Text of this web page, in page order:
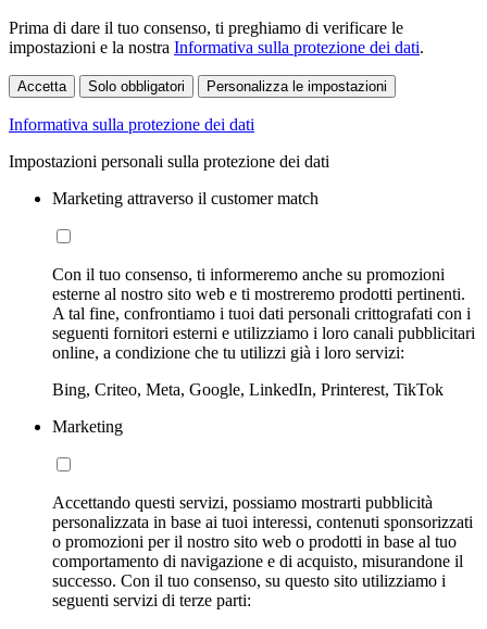
Prima di dare il tuo consenso, ti preghiamo di verificare le
impostazioni e la nostra Informativa sulla protezione dei dati.
Accetta Solo obbligatori Personalizza le impostazioni
Informativa sulla protezione dei dati
Impostazioni personali sulla protezione dei dati
Marketing attraverso il customer match
Con il tuo consenso, ti informeremo anche su promozioni
esterne al nostro sito web e ti mostreremo prodotti pertinenti.
A tal fine, confrontiamo i tuoi dati personali crittografati con i
seguenti fornitori esterni e utilizziamo i loro canali pubblicitari
online, a condizione che tu utilizzi già i loro servizi:
Bing, Criteo, Meta, Google, LinkedIn, Printerest, TikTok
Marketing
Accettando questi servizi, possiamo mostrarti pubblicità
personalizzata in base ai tuoi interessi, contenuti sponsorizzati
o promozioni per il nostro sito web o prodotti in base al tuo
comportamento di navigazione e di acquisto, misurandone il
successo. Con il tuo consenso, su questo sito utilizziamo i
seguenti servizi di terze parti: